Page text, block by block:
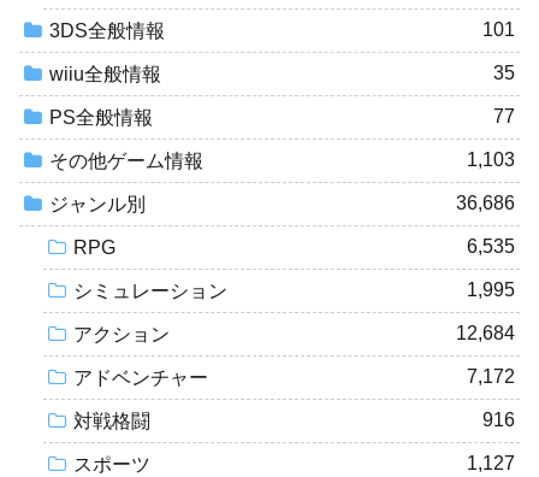
3DS全般情報 101
wiiu全般情報 35
PS全般情報 77
その他ゲーム情報 1,103
ジャンル別 36,686
RPG 6,535
シミュレーション 1,995
アクション 12,684
アドベンチャー 7,172
対戦格闘 916
スポーツ 1,127